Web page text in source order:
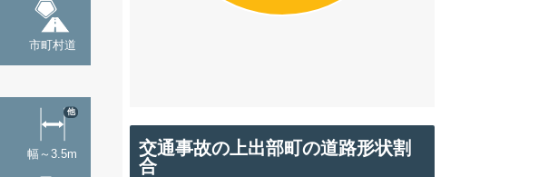
市町村道
幅～3.5m
他
交通事故の上出部町の道路形状割
合